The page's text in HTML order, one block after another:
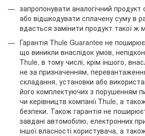
запропонувати аналогічний продукт
або відшкодувати сплачену суму в
вдасться замінити продукт такої ж
Гарантія Thule Guarantee не
що виникли внаслідок умов,
Thule, в тому числі, крім іншого,
не за призначенням,
складання, установки або
його комплектуючих з порушенням
чи керівництв компанії Thule, а
безпеки. Також гарантія не
завдані автомобілю, електронних
іншої власності користувача, а